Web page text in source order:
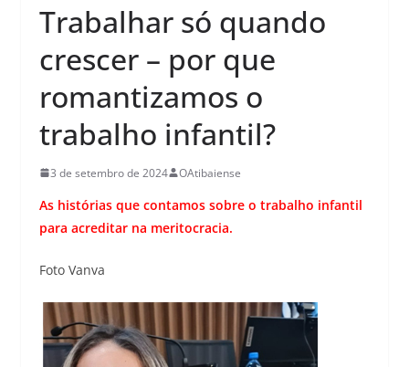
Trabalhar só quando
crescer – por que
romantizamos o
trabalho infantil?
3 de setembro de 2024 OAtibaiense
As histórias que contamos sobre o trabalho infantil
para acreditar na meritocracia.
Foto Vanva